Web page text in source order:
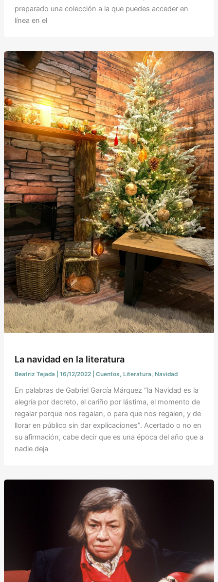
preparado una colección a la que puedes acceder en
línea en el
La navidad en la literatura
Beatriz Tejada 16/12/2022 Cuentos, Literatura, Navidad
En palabras de Gabriel García Márquez “la Navidad es la
alegría por decreto, el cariño por lástima, el momento de
regalar porque nos regalan, o para que nos regalen, y de
llorar en público sin dar explicaciones”. Acertado o no en
su afirmación, cabe decir que es una época del año que a
nadie deja